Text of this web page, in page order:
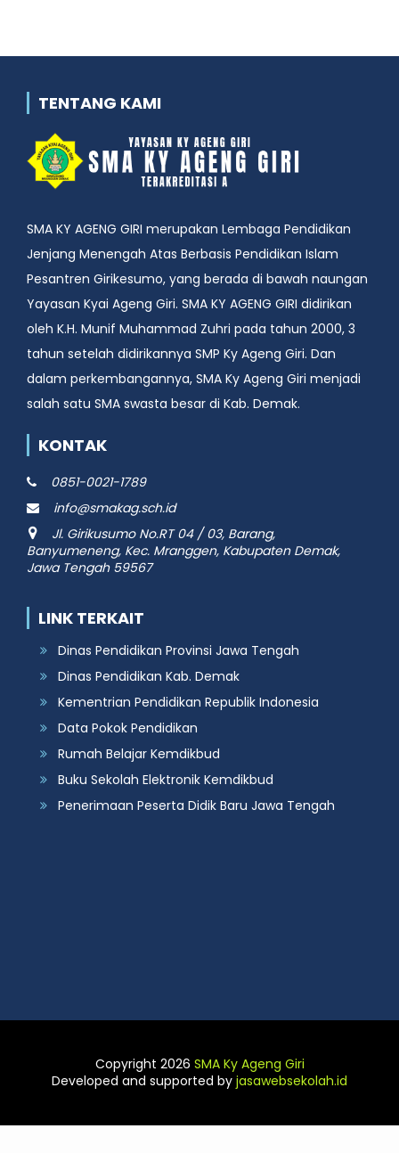
TENTANG KAMI
SMA KY AGENG GIRI merupakan Lembaga Pendidikan
Jenjang Menengah Atas Berbasis Pendidikan Islam
Pesantren Girikesumo, yang berada di bawah naungan
Yayasan Kyai Ageng Giri. SMA KY AGENG GIRI didirikan
oleh K.H. Munif Muhammad Zuhri pada tahun 2000, 3
tahun setelah didirikannya SMP Ky Ageng Giri. Dan
dalam perkembangannya, SMA Ky Ageng Giri menjadi
salah satu SMA swasta besar di Kab. Demak.
KONTAK
0851-0021-1789
info@smakag.sch.id
Jl. Girikusumo No.RT 04 / 03, Barang,
Banyumeneng, Kec. Mranggen, Kabupaten Demak,
Jawa Tengah 59567
LINK TERKAIT
Dinas Pendidikan Provinsi Jawa Tengah
Dinas Pendidikan Kab. Demak
Kementrian Pendidikan Republik Indonesia
Data Pokok Pendidikan
Rumah Belajar Kemdikbud
Buku Sekolah Elektronik Kemdikbud
Penerimaan Peserta Didik Baru Jawa Tengah
Copyright 2026 SMA Ky Ageng Giri
Developed and supported by jasawebsekolah.id